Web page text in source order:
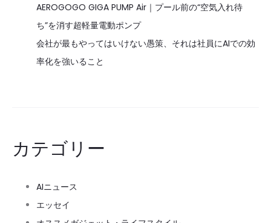
AEROGOGO GIGA PUMP Air｜プール前の“空気入れ待
ち”を消す超軽量電動ポンプ
会社が最もやってはいけない愚策、それは社員にAIでの効
率化を強いること
カテゴリー
AIニュース
エッセイ